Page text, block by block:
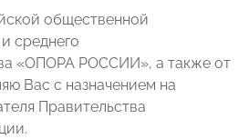
общественной
среднего
«ОПОРА РОССИИ», а также от
Вас с назначением на
Правительства